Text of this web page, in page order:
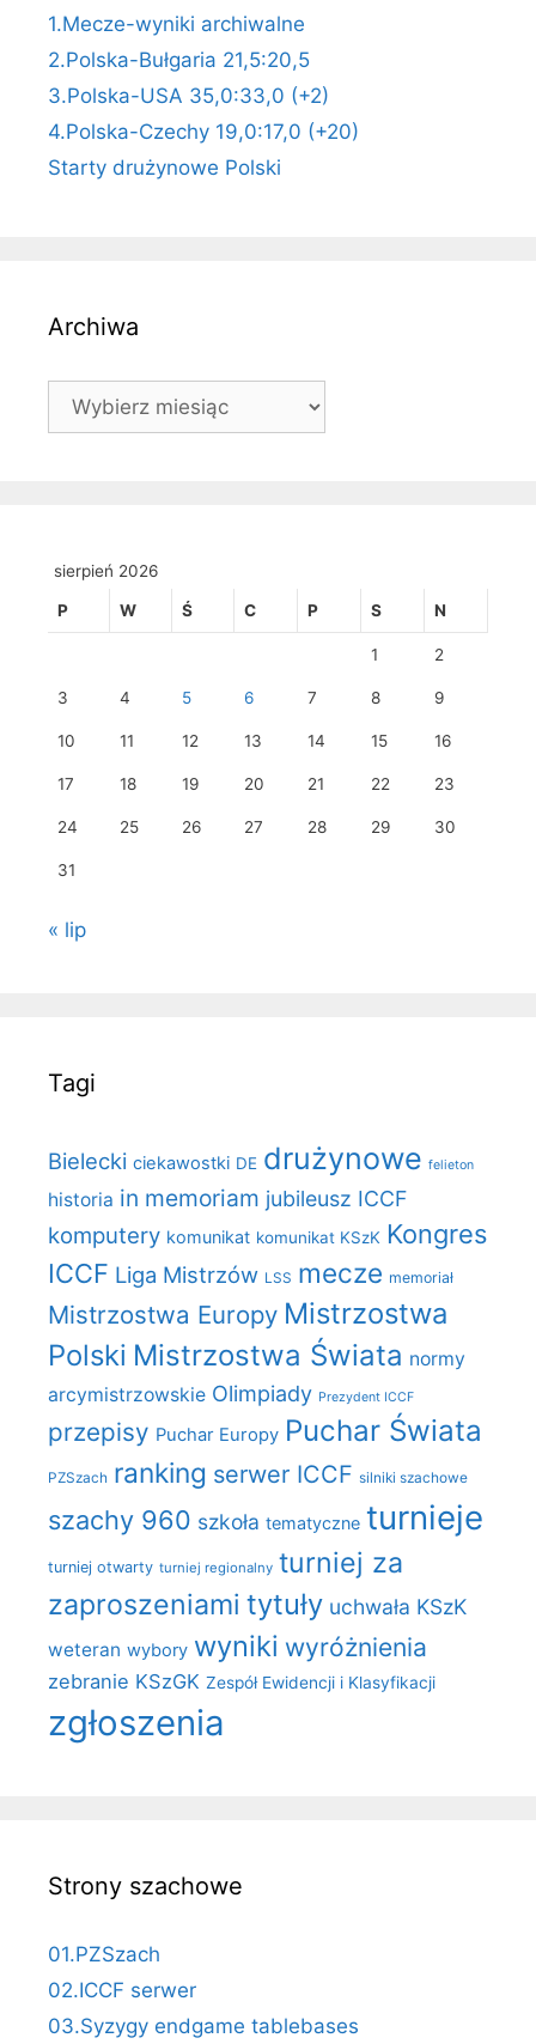
1.Mecze-wyniki archiwalne
2.Polska-Bułgaria 21,5:20,5
3.Polska-USA 35,0:33,0 (+2)
4.Polska-Czechy 19,0:17,0 (+20)
Starty drużynowe Polski
Archiwa
Archiwa
sierpień 2026
P W Ś C P S N
1 2
3 4 5 6 7 8 9
10 11 12 13 14 15 16
17 18 19 20 21 22 23
24 25 26 27 28 29 30
31
« lip
Tagi
Bielecki ciekawostki DE drużynowe felieton
historia in memoriam jubileusz ICCF
komputery komunikat komunikat KSzK Kongres
ICCF Liga Mistrzów LSS mecze memoriał
Mistrzostwa Europy Mistrzostwa
Polski Mistrzostwa Świata normy
arcymistrzowskie Olimpiady Prezydent ICCF
przepisy Puchar Europy Puchar Świata
PZSzach ranking serwer ICCF silniki szachowe
szachy 960 szkoła tematyczne turnieje
turniej otwarty turniej regionalny turniej za
zaproszeniami tytuły uchwała KSzK
weteran wybory wyniki wyróżnienia
zebranie KSzGK Zespół Ewidencji i Klasyfikacji
zgłoszenia
Strony szachowe
01.PZSzach
02.ICCF serwer
03.Syzygy endgame tablebases